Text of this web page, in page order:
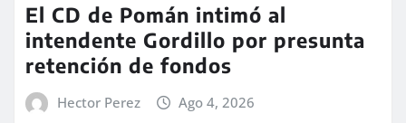
El CD de Pomán intimó al
intendente Gordillo por presunta
retención de fondos
Hector Perez Ago 4, 2026